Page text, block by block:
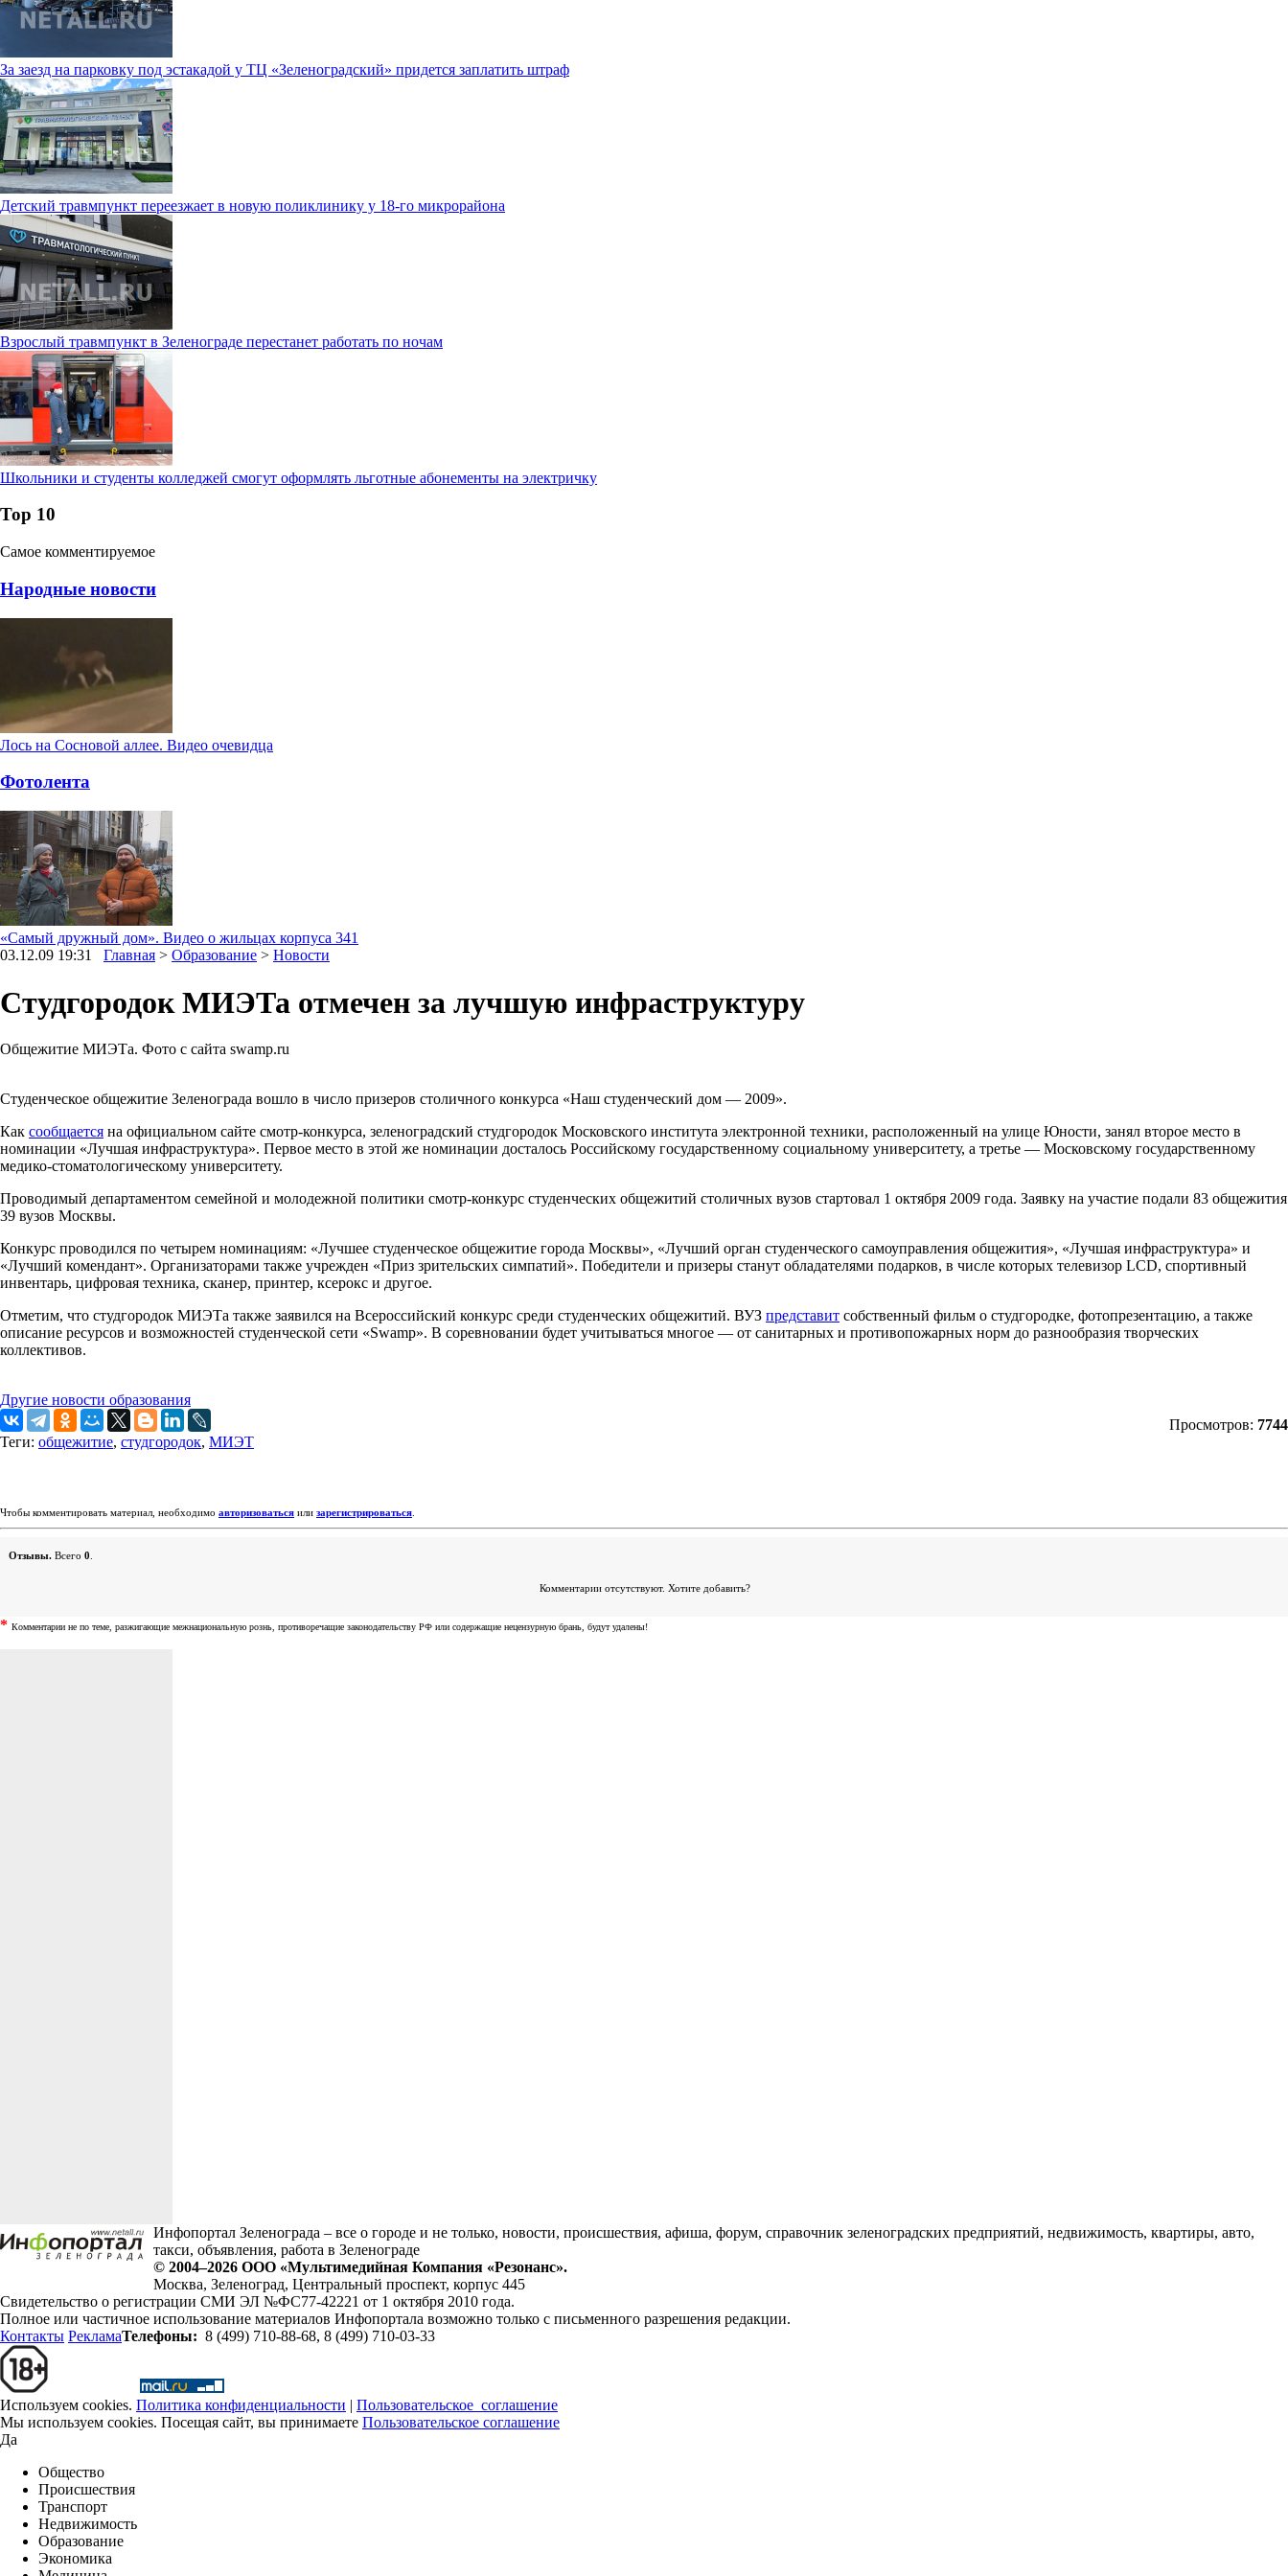
За заезд на парковку под эстакадой у ТЦ «Зеленоградский» придется заплатить штраф
Детский травмпункт переезжает в новую поликлинику у 18-го микрорайона
Взрослый травмпункт в Зеленограде перестанет работать по ночам
Школьники и студенты колледжей смогут оформлять льготные абонементы на электричку
Тор 10
Самое комментируемое
Народные новости
Лось на Сосновой аллее. Видео очевидца
Фотолента
«Самый дружный дом». Видео о жильцах корпуса 341
03.12.09 19:31 Главная > Образование > Новости
Студгородок МИЭТа отмечен за лучшую инфраструктуру
Общежитие МИЭТа. Фото с сайта swamp.ru
Студенческое общежитие Зеленограда вошло в число призеров столичного конкурса «Наш студенческий дом — 2009».
Как сообщается на официальном сайте смотр-конкурса, зеленоградский студгородок Московского института электронной техники, расположенный на улице Юности, занял второе место в
номинации «Лучшая инфраструктура». Первое место в этой же номинации досталось Российскому государственному социальному университету, а третье — Московскому государственному
медико-стоматологическому университету.
Проводимый департаментом семейной и молодежной политики смотр-конкурс студенческих общежитий столичных вузов стартовал 1 октября 2009 года. Заявку на участие подали 83 общежития
39 вузов Москвы.
Конкурс проводился по четырем номинациям: «Лучшее студенческое общежитие города Москвы», «Лучший орган студенческого самоуправления общежития», «Лучшая инфраструктура» и
«Лучший комендант». Организаторами также учрежден «Приз зрительских симпатий». Победители и призеры станут обладателями подарков, в числе которых телевизор LCD, спортивный
инвентарь, цифровая техника, сканер, принтер, ксерокс и другое.
Отметим, что студгородок МИЭТа также заявился на Всероссийский конкурс среди студенческих общежитий. ВУЗ представит собственный фильм о студгородке, фотопрезентацию, а также
описание ресурсов и возможностей студенческой сети «Swamp». В соревновании будет учитываться многое — от санитарных и противопожарных норм до разнообразия творческих
коллективов.
Другие новости образования
Просмотров: 7744
Теги: общежитие, студгородок, МИЭТ
Чтобы комментировать материал, необходимо авторизоваться или зарегистрироваться
Отзывы. Всего 0
Комментарии отсутствуют. Хотите добавить?
* Комментарии не по теме, разжигающие межнациональную рознь, противоречащие законодательству РФ или содержащие нецензурную брань, будут удалены!
Инфопортал Зеленограда – все о городе и не только, новости, происшествия, афиша, форум, справочник зеленоградских предприятий, недвижимость, квартиры, авто,
такси, объявления, работа в Зеленограде
© 2004–2026 ООО «Мультимедийная Компания «Резонанс».
Москва, Зеленоград, Центральный проспект, корпус 445
Свидетельство о регистрации СМИ ЭЛ №ФС77-42221 от 1 октября 2010 года.
Полное или частичное использование материалов Инфопортала возможно только с письменного разрешения редакции.
Контакты РекламаТелефоны: 8 (499) 710-88-68, 8 (499) 710-03-33
Используем cookies. Политика конфиденциальности | Пользовательское_соглашение
Мы используем cookies. Посещая сайт, вы принимаете Пользовательское соглашение
Да
Общество
Происшествия
Транспорт
Недвижимость
Образование
Экономика